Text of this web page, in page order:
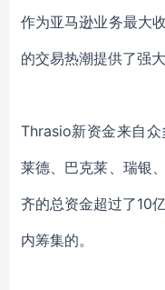
作为亚马逊业务最大
的交易热潮提供了强大
Thrasio新资金来自
莱德、 巴克莱、 瑞银 、
齐的总资金超过了10
内筹集的。